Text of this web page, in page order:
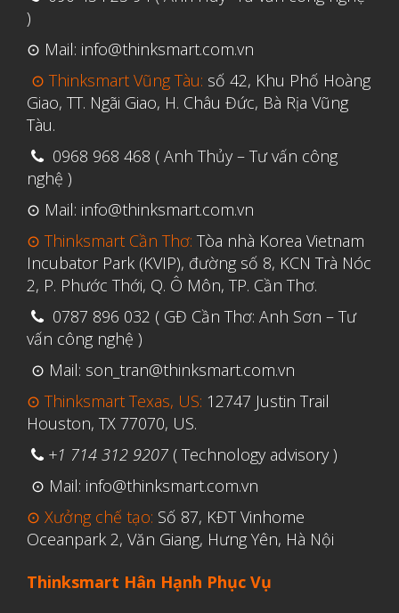
)
⊙ Mail: info@thinksmart.com.vn
⊙ Thinksmart Vũng Tàu: số 42, Khu Phố Hoàng
Giao, TT. Ngãi Giao, H. Châu Đức, Bà Rịa Vũng
Tàu.
0968 968 468 ( Anh Thủy – Tư vấn công
nghệ )
⊙ Mail: info@thinksmart.com.vn
⊙ Thinksmart Cần Thơ: Tòa nhà Korea Vietnam
Incubator Park (KVIP), đường số 8, KCN Trà Nóc
2, P. Phước Thới, Q. Ô Môn, TP. Cần Thơ.
0787 896 032 ( GĐ Cần Thơ: Anh Sơn – Tư
vấn công nghệ )
⊙ Mail: son_tran@thinksmart.com.vn
⊙ Thinksmart Texas, US: 12747 Justin Trail
Houston, TX 77070, US.
+1 714 312 9207 ( Technology advisory )
⊙ Mail: info@thinksmart.com.vn
⊙ Xưởng chế tạo: Số 87, KĐT Vinhome
Oceanpark 2, Văn Giang, Hưng Yên, Hà Nội
Thinksmart Hân Hạnh Phục Vụ